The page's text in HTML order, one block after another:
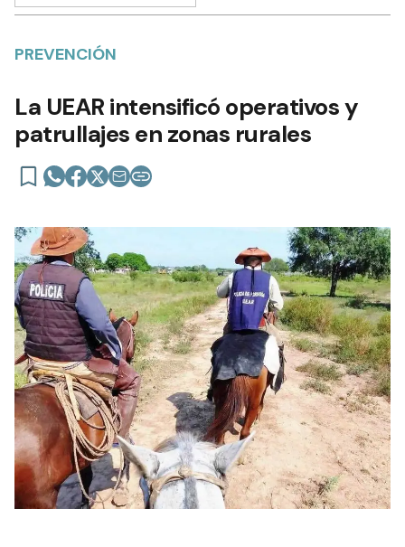
PREVENCIÓN
La UEAR intensificó operativos y
patrullajes en zonas rurales